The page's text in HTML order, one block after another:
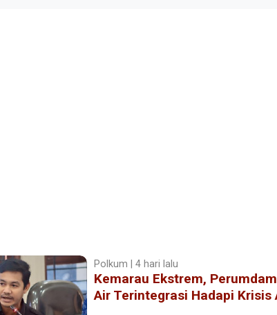
Polkum | 4 hari lalu
Kemarau Ekstrem,
Air Terintegrasi Hadapi Krisis